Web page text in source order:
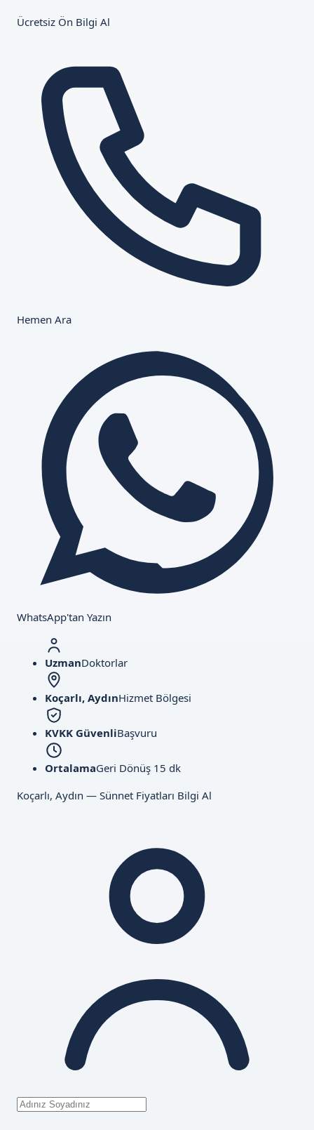
Ücretsiz Ön Bilgi Al
Hemen Ara
WhatsApp'tan Yazın
UzmanDoktorlar
Koçarlı, AydınHizmet Bölgesi
KVKK GüvenliBaşvuru
OrtalamaGeri Dönüş 15 dk
Koçarlı, Aydın — Sünnet Fiyatları Bilgi Al